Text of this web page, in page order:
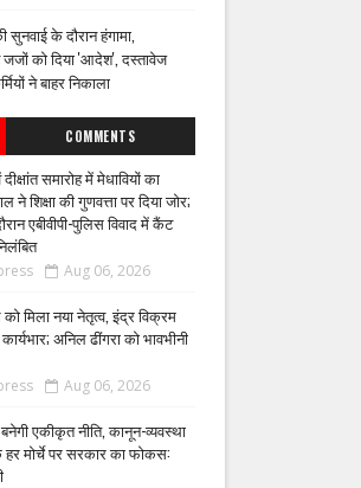
सुनवाई के दौरान हंगामा,
जजों को दिया 'आदेश', दस्तावेज
ने बाहर निकाला
COMMENTS
समारोह में मेधावियों का
ने शिक्षा की गुणवत्ता पर दिया जोर;
एबीवीपी-पुलिस विवाद में कैंट
Aug 06, 2026
मिला नया नेतृत्व, इंद्र विक्रम
अनिल ढींगरा को भावभीनी
Aug 06, 2026
एकीकृत नीति, कानून-व्यवस्था
मोर्चे पर सरकार का फोकस: